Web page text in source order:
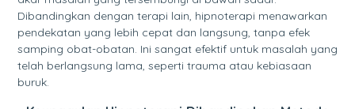
Dibandingkan dengan terapi lain, hipnoterapi menawarkan
pendekatan yang lebih cepat dan langsung, tanpa efek
samping obat-obatan. Ini sangat efektif untuk masalah yang
telah berlangsung lama, seperti trauma atau kebiasaan
buruk.